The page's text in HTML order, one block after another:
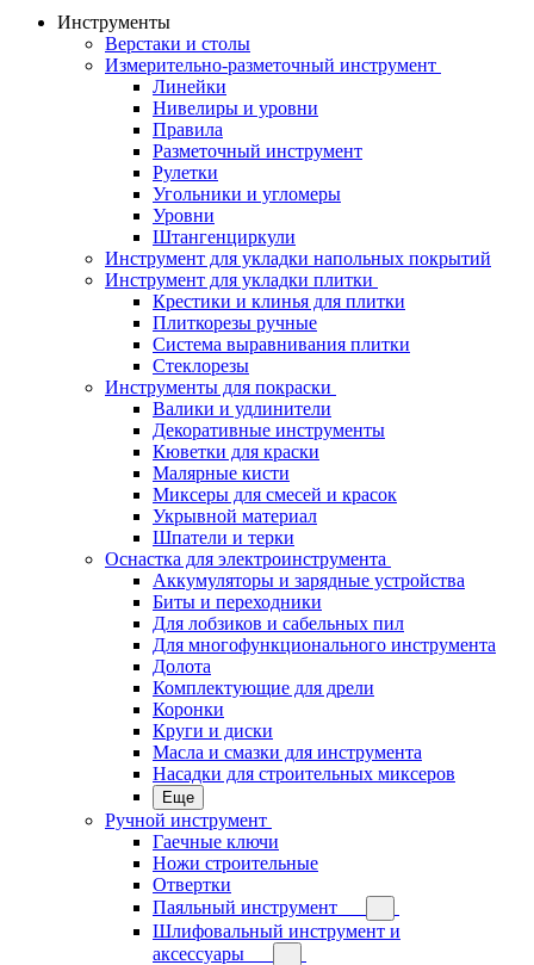
Инструменты
Верстаки и столы
Измерительно-разметочный инструмент
Линейки
Нивелиры и уровни
Правила
Разметочный инструмент
Рулетки
Угольники и угломеры
Уровни
Штангенциркули
Инструмент для укладки напольных покрытий
Инструмент для укладки плитки
Крестики и клинья для плитки
Плиткорезы ручные
Система выравнивания плитки
Стеклорезы
Инструменты для покраски
Валики и удлинители
Декоративные инструменты
Кюветки для краски
Малярные кисти
Миксеры для смесей и красок
Укрывной материал
Шпатели и терки
Оснастка для электроинструмента
Аккумуляторы и зарядные устройства
Биты и переходники
Для лобзиков и сабельных пил
Для многофункционального инструмента
Долота
Комплектующие для дрели
Коронки
Круги и диски
Масла и смазки для инструмента
Насадки для строительных миксеров
Еще
Ручной инструмент
Гаечные ключи
Ножи строительные
Отвертки
Паяльный инструмент
Шлифовальный инструмент и
аксессуары